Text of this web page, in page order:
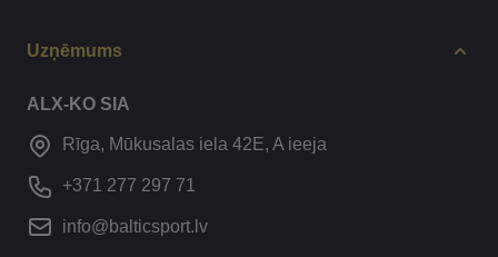
Uzņēmums
ALX-KO SIA
Rīga, Mūkusalas iela 42E, A ieeja
+371 277 297 71
info@balticsport.lv